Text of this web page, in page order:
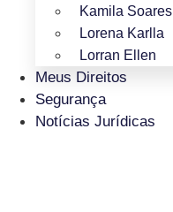
Kamila Soares
Lorena Karlla
Lorran Ellen
Meus Direitos
Segurança
Notícias Jurídicas